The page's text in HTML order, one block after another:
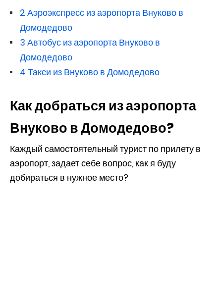
2 Аэроэкспресс из аэропорта Внуково в
Домодедово
3 Автобус из аэропорта Внуково в
Домодедово
4 Такси из Внуково в Домодедово
Как добраться из аэропорта
Внуково в Домодедово?
Каждый самостоятельный турист по прилету в
аэропорт, задает себе вопрос, как я буду
добираться в нужное место?